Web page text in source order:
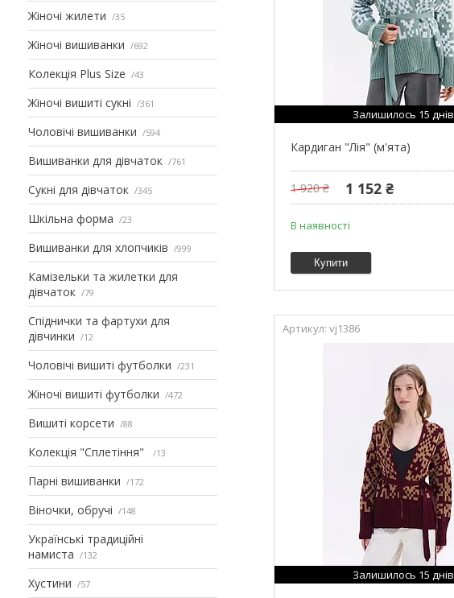
Жіночі жилети 35
Жіночі вишиванки 692
Колекція Plus Size 43
Жіночі вишиті сукні 361
Чоловічі вишиванки 594
Вишиванки для дівчаток 761
Сукні для дівчаток 345
Шкільна форма 23
Вишиванки для хлопчиків 999
Камізельки та жилетки для
дівчаток
79
Спіднички та фартухи для
дівчинки
12
Чоловічі вишиті футболки 231
Жіночі вишиті футболки 472
Вишиті корсети 88
Колекція "Сплетіння" 13
Парні вишиванки 172
Віночки, обручі 148
Українські традиційні
намиста
132
Хустини 57
Залишилось 15 днів
Кардиган "Лія" (м'ята)
1 920 ₴ 1 152 ₴
В наявності
Купити
vj1386
Залишилось 15 днів